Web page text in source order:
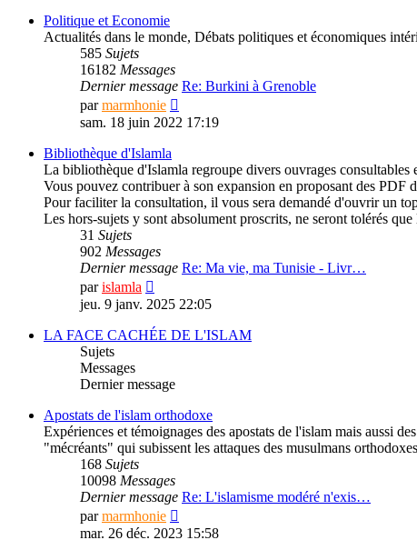
Politique et Economie
Actualités dans le monde, Débats politiques et économiques
585 Sujets
16182 Messages
Dernier message Re: Burkini à Grenoble
parmarmhonie
le
sam. 18 juin 2022 17:19
Bibliothèque d'Islamla
La bibliothèque d'Islamla regroupe divers ouvrages consultables
Vous pouvez contribuer à son expansion en proposant des
Pour faciliter la consultation, il vous sera demandé d'ouvrir un
Les hors-sujets y sont absolument proscrits, ne seront tolérés
31 Sujets
902 Messages
Dernier message Re: Ma vie, ma Tunisie - Livr…
parislamla
le
message
jeu. 9 janv. 2025 22:05
LA FACE CACHÉE DE L'ISLAM
Sujets
Messages
Dernier message
Apostats de l'islam orthodoxe
Expériences et témoignages des apostats de l'islam mais aussi
"mécréants" qui subissent les attaques des musulmans
168 Sujets
10098 Messages
Dernier message Re: L'islamisme modéré n'exis…
parmarmhonie
le
mar. 26 déc. 2023 15:58